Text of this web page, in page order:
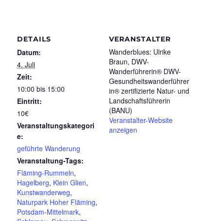
DETAILS
Datum:
4. Juli
Zeit:
10:00 bis 15:00
Eintritt:
10€
Veranstaltungskategori
e:
geführte Wanderung
Veranstaltung-Tags:
Fläming-Rummeln,
Hagelberg, Klein Glien,
Kunstwanderweg,
Naturpark Hoher Fläming,
Potsdam-Mittelmark,
VERANSTALTER
Wanderblues: Ulrike
Braun, DWV-
Wanderführerin® DWV-
Gesundheitswanderführer
in® zertifizierte Natur- und
Landschaftsführerin
(BANU)
Veranstalter-Website
anzeigen